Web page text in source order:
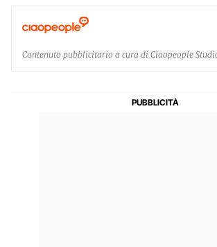
Contenuto pubblicitario a cura di Ciaopeople